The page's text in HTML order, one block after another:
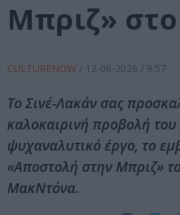
Μπριζ»
CULTURENOW / 12-06-2026 / 9:57
Το Σινέ-Λακάν σας
καλοκαιρινή προβολή
ψυχαναλυτικό έργο, το
«Αποστολή στην Μπριζ»
ΜακΝτόνα.